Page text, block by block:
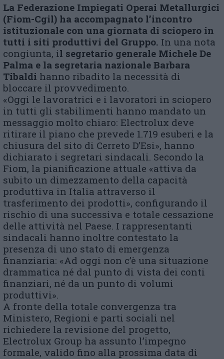
La Federazione Impiegati Operai Metallurgici
(Fiom-Cgil) ha accompagnato l’incontro
istituzionale con una giornata di sciopero in
tutti i siti produttivi del Gruppo. In una nota
congiunta, il segretario generale Michele De
Palma e la segretaria nazionale Barbara
Tibaldi hanno ribadito la necessità di
bloccare il provvedimento.
«Oggi le lavoratrici e i lavoratori in sciopero
in tutti gli stabilimenti hanno mandato un
messaggio molto chiaro: Electrolux deve
ritirare il piano che prevede 1.719 esuberi e la
chiusura del sito di Cerreto D’Esi», hanno
dichiarato i segretari sindacali. Secondo la
Fiom, la pianificazione attuale «attiva da
subito un dimezzamento della capacità
produttiva in Italia attraverso il
trasferimento dei prodotti», configurando il
rischio di una successiva e totale cessazione
delle attività nel Paese. I rappresentanti
sindacali hanno inoltre contestato la
presenza di uno stato di emergenza
finanziaria: «Ad oggi non c’è una situazione
drammatica né dal punto di vista dei conti
finanziari, né da un punto di volumi
produttivi».
A fronte della totale convergenza tra
Ministero, Regioni e parti sociali nel
richiedere la revisione del progetto,
Electrolux Group ha assunto l’impegno
formale, valido fino alla prossima data di